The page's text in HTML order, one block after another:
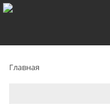
Главная